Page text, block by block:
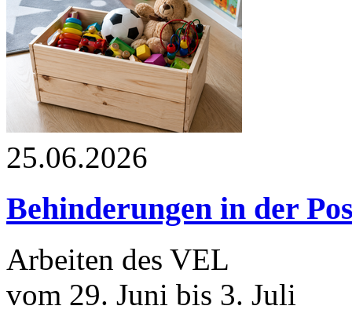
25.06.2026
Behinderungen in der
Arbeiten des VEL
vom 29. Juni bis 3. Juli